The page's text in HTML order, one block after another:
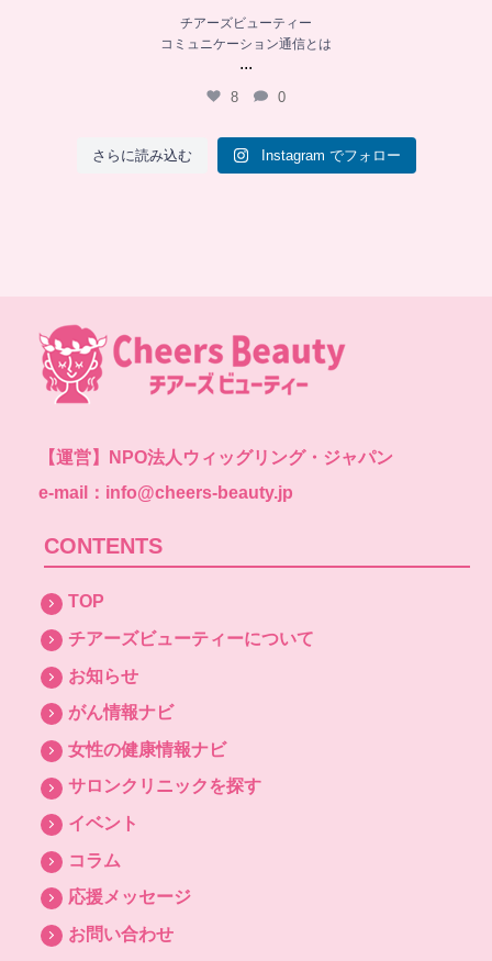
チアーズビューティー
コミュニケーション通信とは
...
8 0
さらに読み込む Instagram でフォロー
【運営】
NPO法人ウィッグリング・ジャパン
e-mail：info@cheers-beauty.jp
CONTENTS
TOP
チアーズビューティーについて
お知らせ
がん情報ナビ
女性の健康情報ナビ
サロンクリニックを探す
イベント
コラム
応援メッセージ
お問い合わせ